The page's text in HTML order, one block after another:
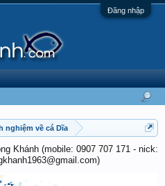
Đăng nhập
nghiệm về cá Dĩa
Khánh (mobile: 0907 707 171 - nick: